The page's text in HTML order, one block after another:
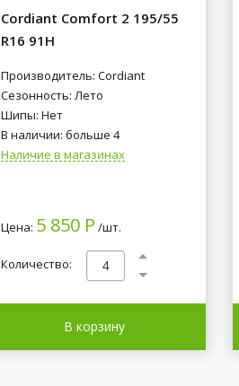
Cordiant Comfort 2 195/55
R16 91H
Производитель: Cordiant
Сезонность: Лето
Шипы: Нет
В наличии: больше 4
Наличие в магазинах
Цена: 5 850 Р /шт.
Количество:
В корзину